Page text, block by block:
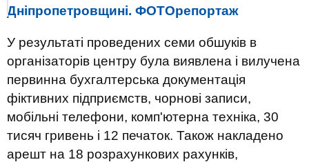
Дніпропетровщині. ФОТОрепортаж
У результаті проведених семи обшуків в
організаторів центру була виявлена ​​і вилучена
первинна бухгалтерська документація
фіктивних підприємств, чорнові записи,
мобільні телефони, комп'ютерна техніка, 30
тисяч гривень і 12 печаток. Також накладено
арешт на 18 розрахункових рахунків,